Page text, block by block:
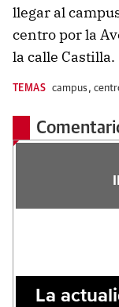
llegar al
centro por la
la calle Castilla.
TEMAS campus,
La